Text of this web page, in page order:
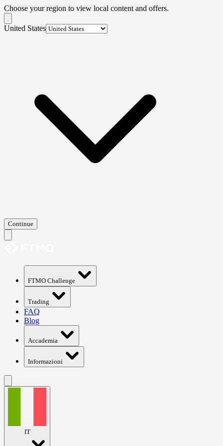
Choose your region to view local content and offers.
United States
Continue
FTMO Challenge
Trading
FAQ
Blog
Accademia
Informazioni
IT